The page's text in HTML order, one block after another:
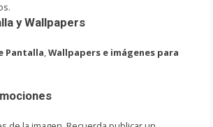
y Wallpapers
Pantalla,Wallpapers e imágenes para